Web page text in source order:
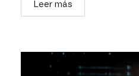
Leer más